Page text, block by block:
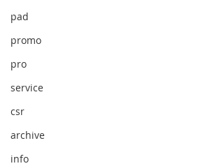
pad
promo
pro
service
csr
archive
info